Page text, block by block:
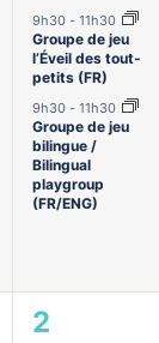
9h30 - 11h30
Groupe de jeu
l’Éveil des tout-
petits (FR)
9h30 - 11h30
Groupe de jeu
bilingue /
Bilingual
playgroup
(FR/ENG)
3
2